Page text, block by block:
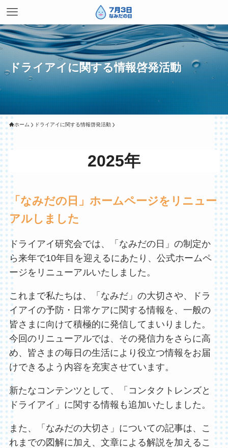
ドライアイに関する情報啓発活動
ホーム ドライアイに関する情報啓発活動
2025年
「なみだの日」ホームページをリニュー
アルしました
ドライアイ研究会では、「なみだの日」の制定か
ら来年で10年目を迎えるにあたり、公式ホームペ
ージをリニューアルいたしました。
これまで私たちは、「なみだ」の大切さや、ドラ
イアイの予防・日常ケアに関する情報を、一般の
皆さまに向けて積極的に発信してまいりました。
今回のリニューアルでは、その発信力をさらに高
め、皆さまの毎日の生活により役立つ情報をお届
けできるよう内容を充実させています。
新たなコンテンツとして、「コンタクトレンズと
ドライアイ」に関する情報も追加いたしました。
また、「なみだの大切さ」についての記事は、こ
れまでの図解に加え、文章による解説を加えるこ